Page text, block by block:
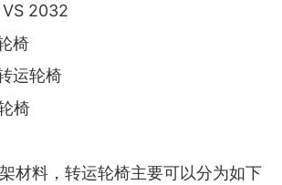
2032
椅
运轮椅
椅
材料，转运轮椅主要可以分为如下